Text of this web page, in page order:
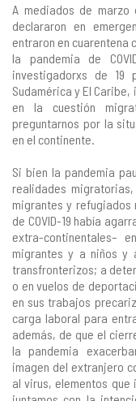
A mediados de
declararon en
entraron en cuarentena
la pandemia de
investigadorxs de 19
Sudamérica y El
en la cuestión
preguntarnos por la
en el continente.
Si bien la pandemia
realidades
migrantes y refugiados
de COVID-19 había
extra-continentales–
migrantes y a niños y
transfronterizos; a
o en vuelos de
en sus trabajos
carga laboral para
además, de que el
la pandemia
imagen del extranjero
al virus, elementos